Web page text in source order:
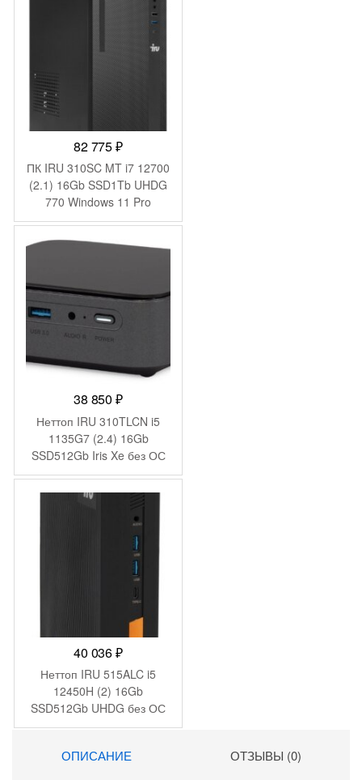
82 775₽
ПК IRU 310SC MT i7 12700
(2.1) 16Gb SSD1Tb UHDG
770 Windows 11 Pro
GbitEth 200W черный
(1969074)
38 850₽
Неттоп IRU 310TLCN i5
1135G7 (2.4) 16Gb
SSD512Gb Iris Xe без ОС
GbitEth WiFi BT черный
(1975175)
40 036₽
Неттоп IRU 515ALC i5
12450H (2) 16Gb
SSD512Gb UHDG без ОС
GbitEth WiFi BT 120W
ОПИСАНИЕ ОТЗЫВЫ (0)